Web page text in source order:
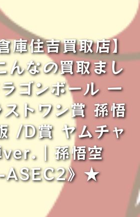
庫住吉買取店】
なの買取まし
ゴンボール 一
トワン賞 孫悟
/D賞 ヤムチャ
ver.｜孫悟空
》★